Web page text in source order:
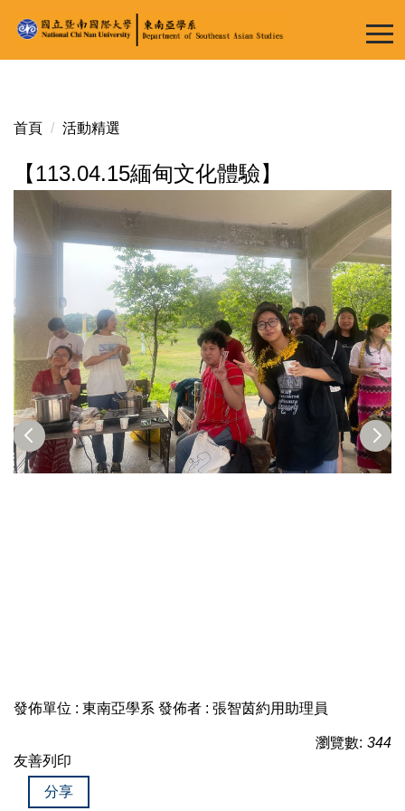
到
主
容
首頁 活動精選
【113.04.15緬甸文化體驗】
發佈單位 : 東南亞學系 發佈者 : 張智茵約用助理員
瀏覽數: 344
友善列印
分享